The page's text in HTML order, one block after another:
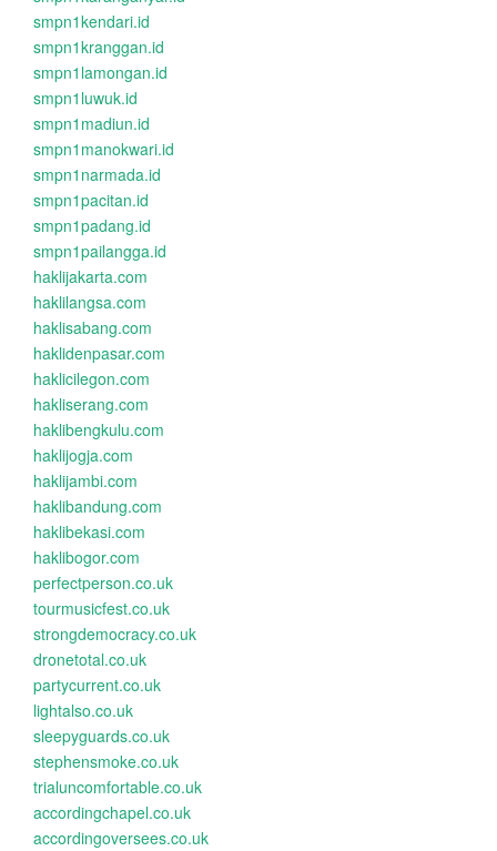
smpn1kendari.id
smpn1kranggan.id
smpn1lamongan.id
smpn1luwuk.id
smpn1madiun.id
smpn1manokwari.id
smpn1narmada.id
smpn1pacitan.id
smpn1padang.id
smpn1pailangga.id
haklijakarta.com
haklilangsa.com
haklisabang.com
haklidenpasar.com
haklicilegon.com
hakliserang.com
haklibengkulu.com
haklijogja.com
haklijambi.com
haklibandung.com
haklibekasi.com
haklibogor.com
perfectperson.co.uk
tourmusicfest.co.uk
strongdemocracy.co.uk
dronetotal.co.uk
partycurrent.co.uk
lightalso.co.uk
sleepyguards.co.uk
stephensmoke.co.uk
trialuncomfortable.co.uk
accordingchapel.co.uk
accordingoversees.co.uk